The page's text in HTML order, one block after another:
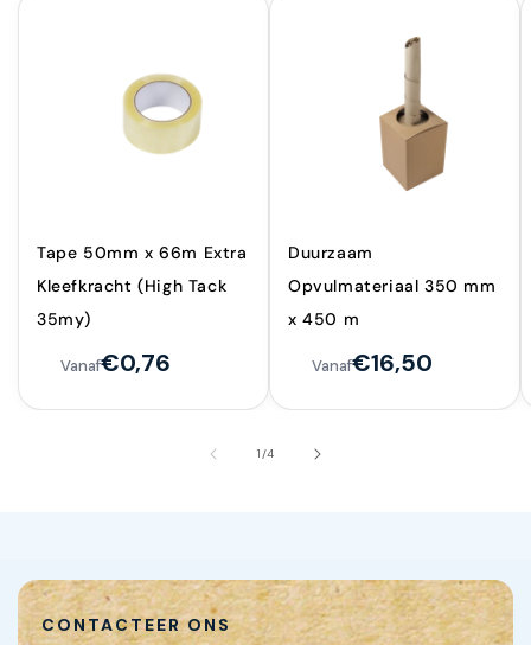
Tape 50mm x 66m Extra
Kleefkracht (High Tack
35my)
Vanaf€0,76
Duurzaam
Opvulmateriaal 350 mm
x 450 m
Vanaf€16,50
1/van
4
CONTACTEER ONS